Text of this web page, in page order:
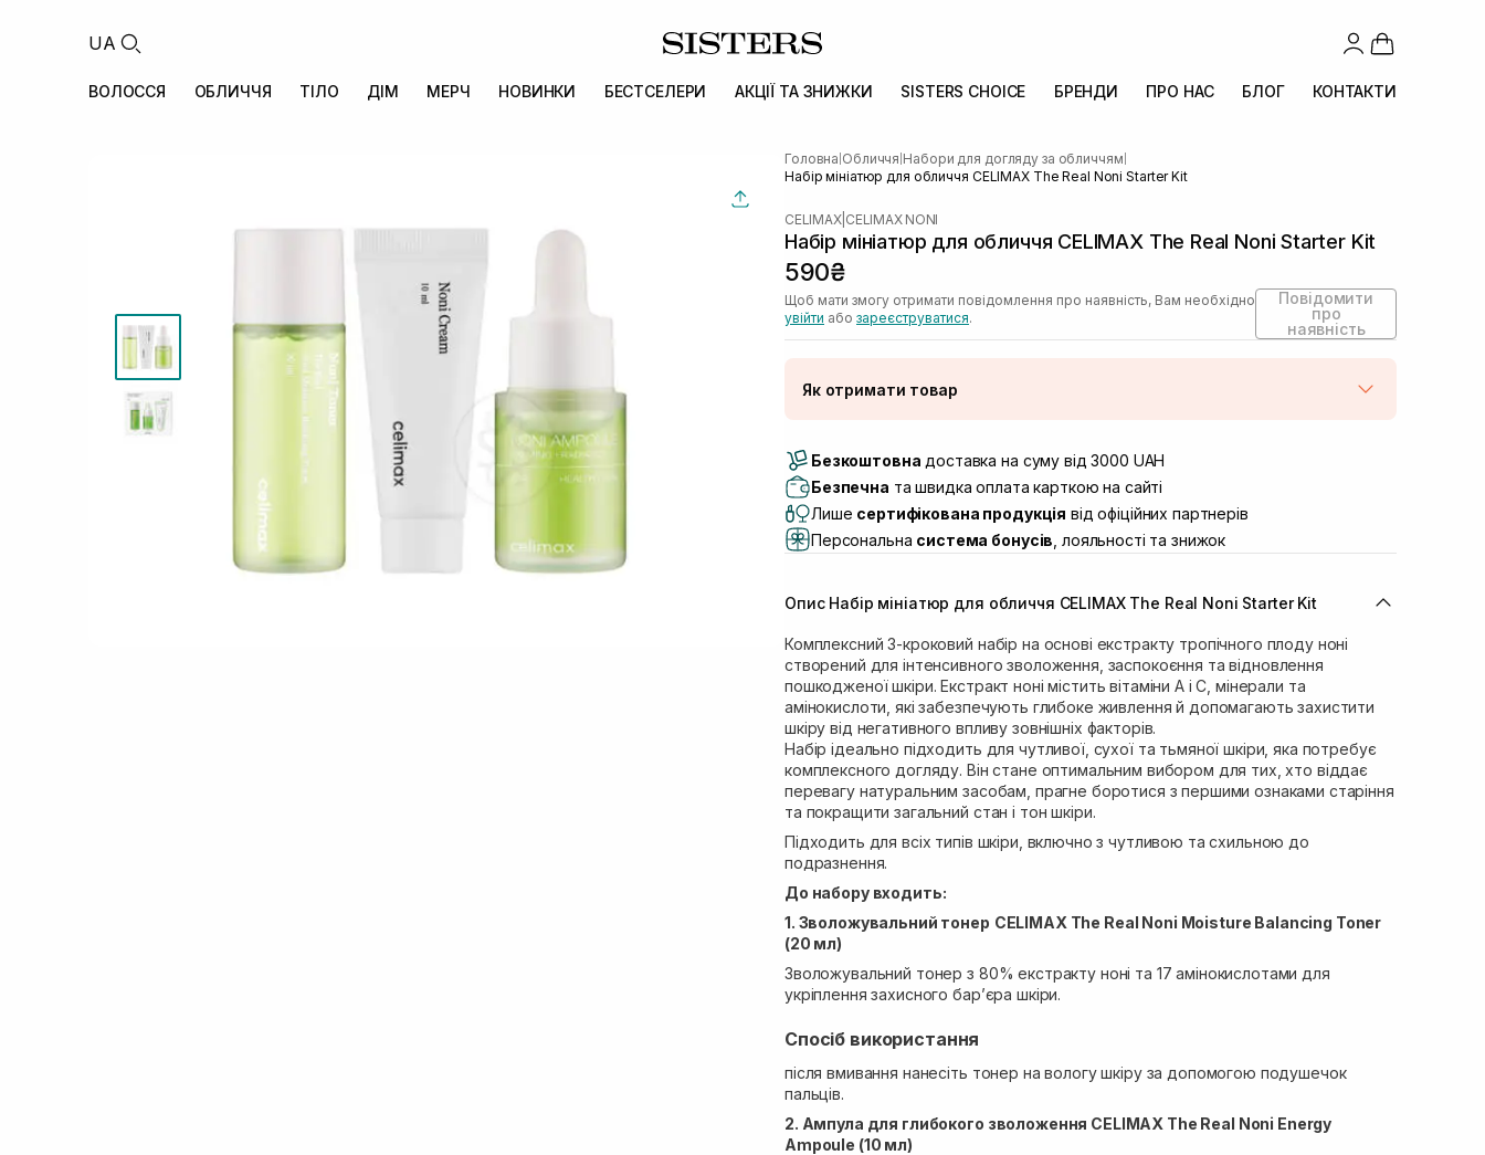
UA
ВОЛОССЯ ОБЛИЧЧЯ ТІЛО ДІМ МЕРЧ НОВИНКИ БЕСТСЕЛЕРИ АКЦІЇ ТА ЗНИЖКИ SISTERS CHOICE БРЕНДИ ПРО НАС БЛОГ КОНТАКТИ
Головна Обличчя Набори для догляду за обличчям
Набір мініатюр для обличчя CELIMAX The Real Noni Starter Kit
CELIMAX| CELIMAX NONI
Набір мініатюр для обличчя CELIMAX The Real Noni Starter Kit
590₴
Щоб мати змогу отримати повідомлення про наявність, Вам необхідно
увійти або зареєструватися.
Повідомити
про
наявність
Як отримати товар
Самовивіз м. Луцьк, вул. Винниченка 4
Самовивіз м. Львів, вул. Академіка Підстригача, 1В
(Duck’s Lake)
Самовивіз м. Львів, вул. Івана Франка 36
Самовивіз м. Львів, вул. Степана Бандери 45 Немає в наявності!
Самовивіз м. Рівне, вул. Кулика і Гудачека 23 (ТЦ
Безкоштовна доставка на суму від 3000 UAH
Безпечна та швидка оплата карткою на сайті
Лише сертифікована продукція від офіційних партнерів
Персональна система бонусів , лояльності та знижок
Опис Набір мініатюр для обличчя CELIMAX The Real Noni Starter Kit
Комплексний 3-кроковий набір на основі екстракту тропічного плоду ноні
створений для інтенсивного зволоження, заспокоєння та відновлення
пошкодженої шкіри. Екстракт ноні містить вітаміни А і С, мінерали та
амінокислоти, які забезпечують глибоке живлення й допомагають захистити
шкіру від негативного впливу зовнішніх факторів.
Набір ідеально підходить для чутливої, сухої та тьмяної шкіри, яка потребує
комплексного догляду. Він стане оптимальним вибором для тих, хто віддає
перевагу натуральним засобам, прагне боротися з першими ознаками старіння
та покращити загальний стан і тон шкіри.
Підходить для всіх типів шкіри, включно з чутливою та схильною до
подразнення.
До набору входить:
1. Зволожувальний тонер CELIMAX The Real Noni Moisture Balancing Toner
(20 мл)
Зволожувальний тонер з 80% екстракту ноні та 17 амінокислотами для
укріплення захисного бар’єра шкіри.
Спосіб використання
після вмивання нанесіть тонер на вологу шкіру за допомогою подушечок
пальців.
2. Ампула для глибокого зволоження CELIMAX The Real Noni Energy
Ampoule (10 мл)